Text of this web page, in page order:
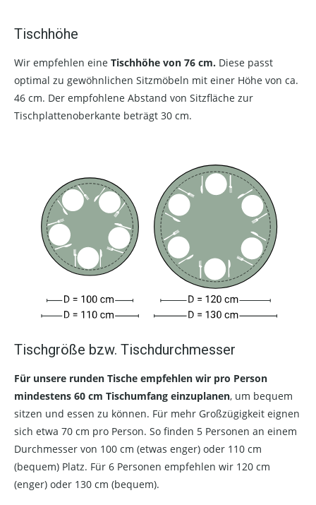
Tischhöhe
Wir empfehlen eine Tischhöhe von 76 cm. Diese passt
optimal zu gewöhnlichen Sitzmöbeln mit einer Höhe von ca.
46 cm. Der empfohlene Abstand von Sitzfläche zur
Tischplattenoberkante beträgt 30 cm.
Tischgröße bzw. Tischdurchmesser
Für unsere runden Tische empfehlen wir pro Person
mindestens 60 cm Tischumfang einzuplanen, um bequem
sitzen und essen zu können. Für mehr Großzügigkeit eignen
sich etwa 70 cm pro Person. So finden 5 Personen an einem
Durchmesser von 100 cm (etwas enger) oder 110 cm
(bequem) Platz. Für 6 Personen empfehlen wir 120 cm
(enger) oder 130 cm (bequem).